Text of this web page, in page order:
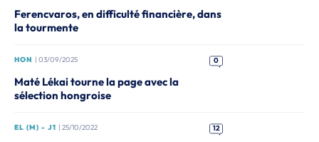
Ferencvaros, en difficulté financière, dans
la tourmente
HON | 03/09/2025 0
Maté Lékai tourne la page avec la
sélection hongroise
EL (M) - J1 | 25/10/2022 12